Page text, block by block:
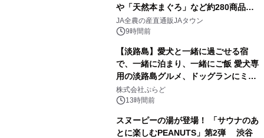
や「天然本まぐろ」など約280商品を
販売！～毎月１０日の定例企画～
JA全農の産直通販JAタウン
9時間前
【淡路島】愛犬と一緒に過ごせる宿
で、一緒に泊まり、一緒にご飯 愛犬専
用の淡路島グルメ、ドッグランにミニ
プール グランピングとトレーラーハウ
スの2施設で
株式会社ぷらど
13時間前
スヌーピーの湯が登場！ 「サウナのあ
とに楽しむPEANUTS」第2弾 渋谷